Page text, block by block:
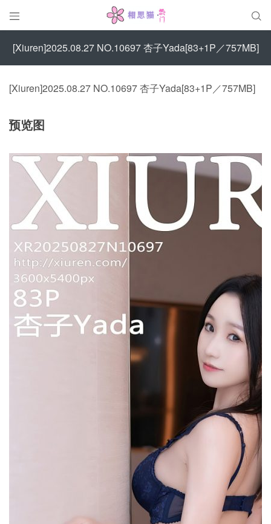
 
[Xiuren]2025.08.27 NO.10697 杏子Yada[83+1P／757MB]
[Xiuren]2025.08.27 NO.10697 杏子Yada[83+1P／757MB]
预览图